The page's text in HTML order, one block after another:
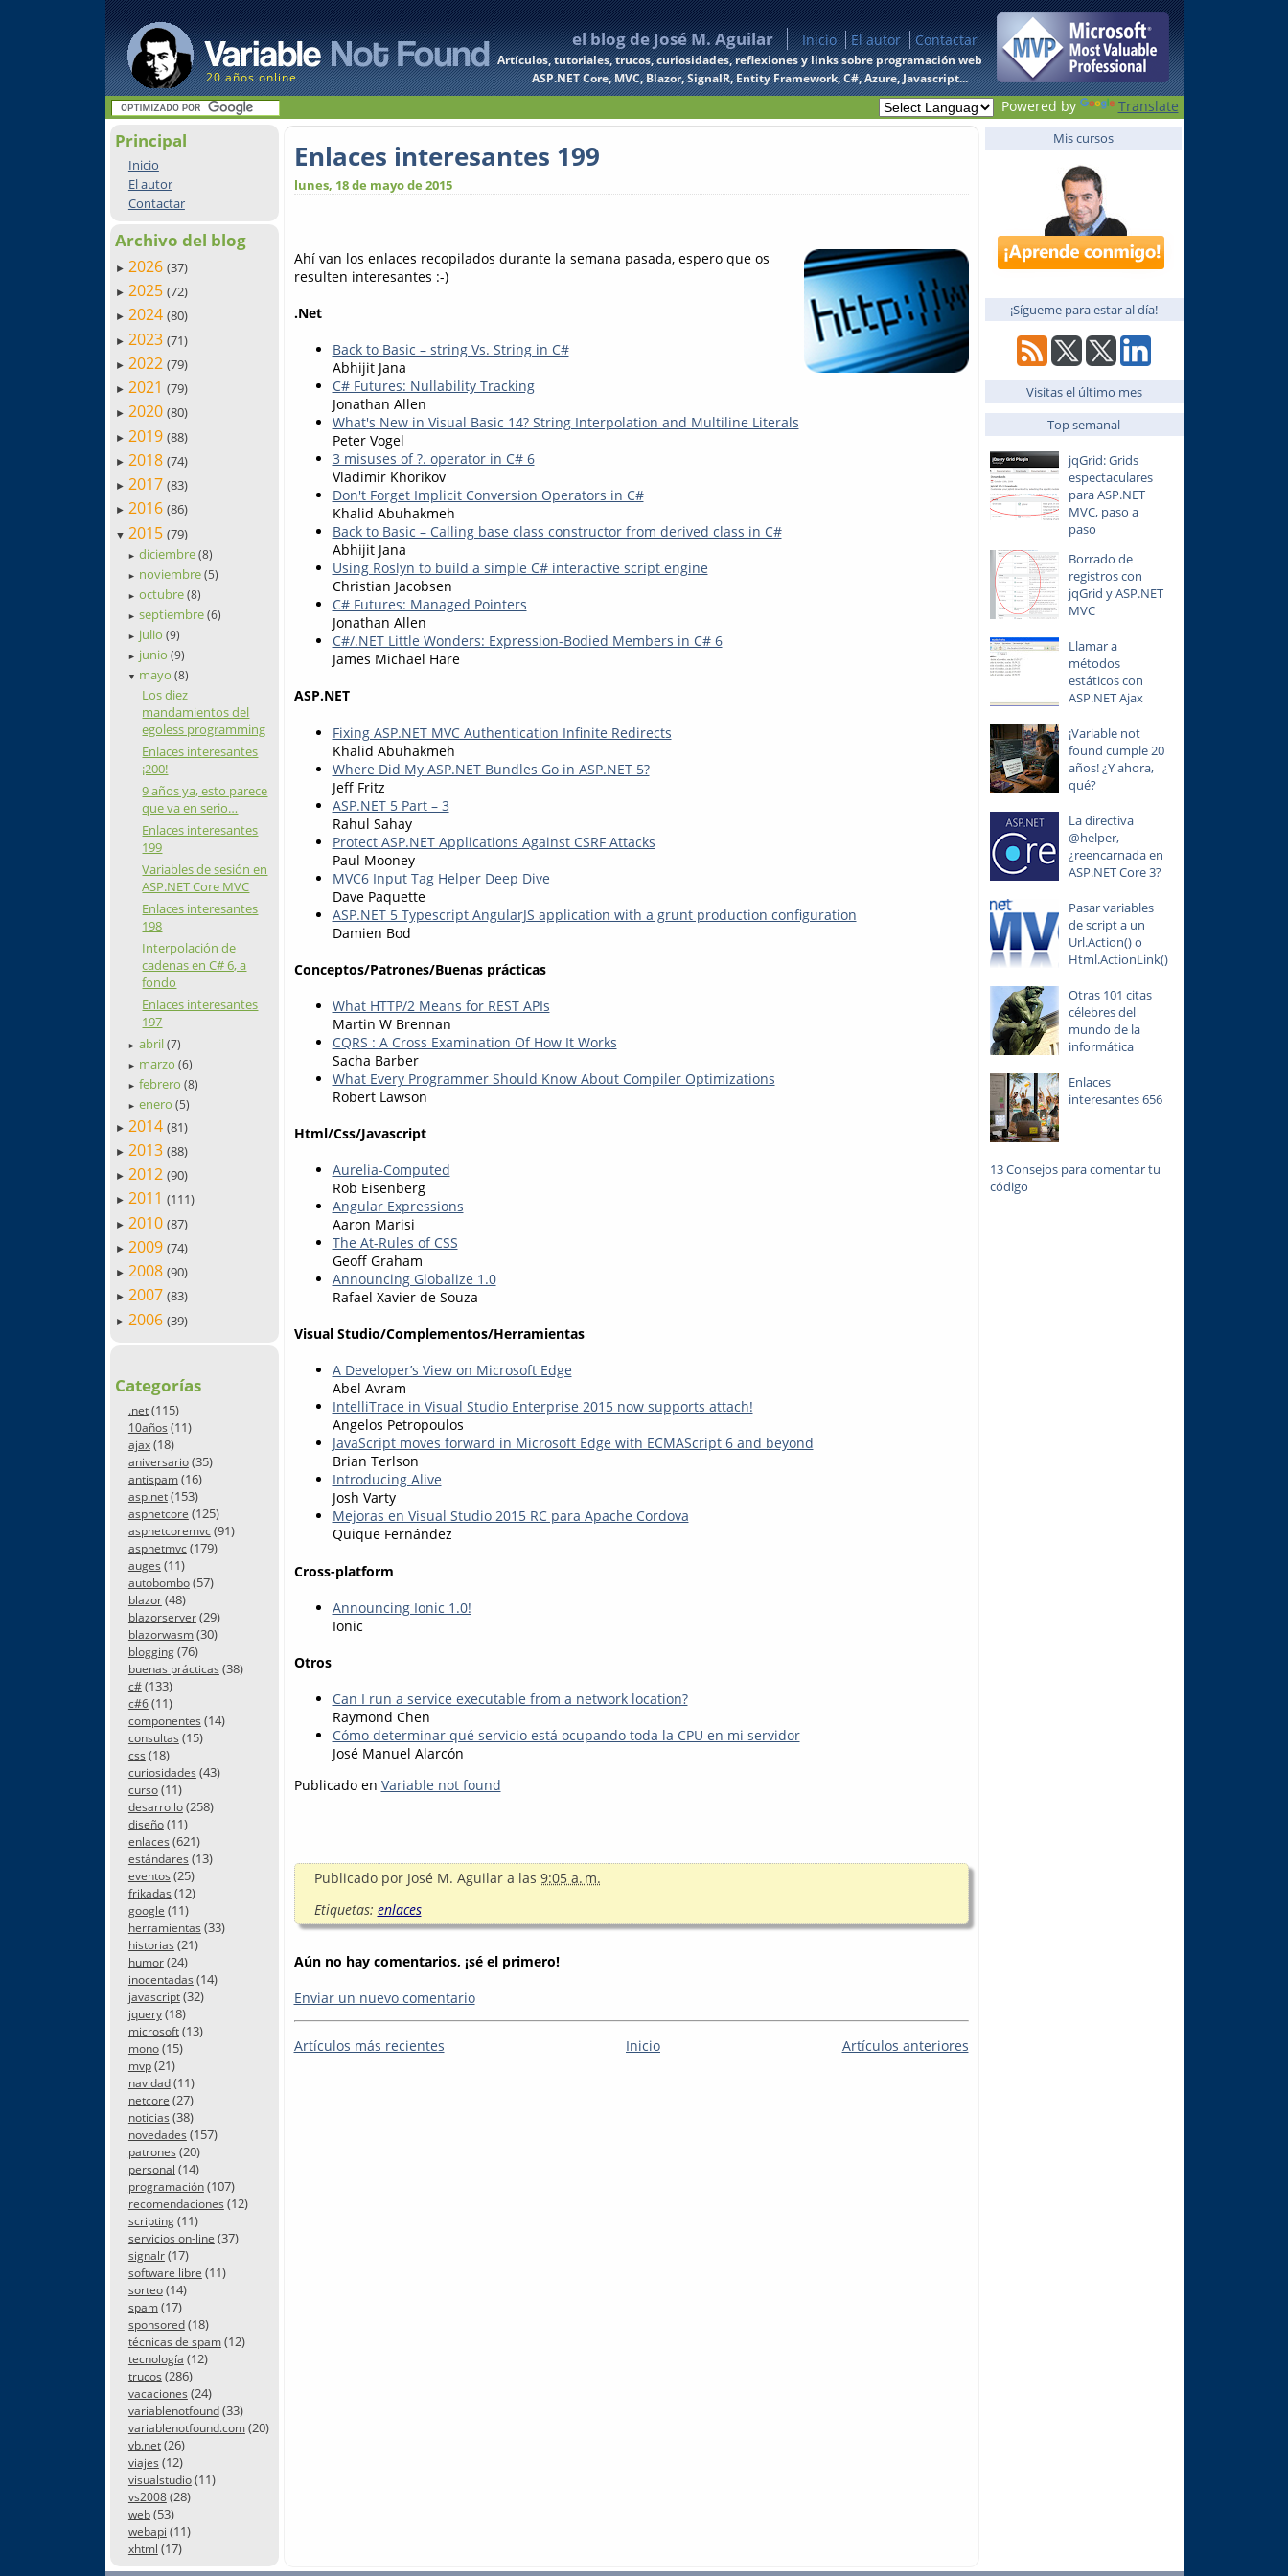
20 años online
el blog de José M. Aguilar Inicio El autor Contactar
Artículos, tutoriales, trucos, curiosidades, reflexiones y links sobre programación web
ASP.NET Core, MVC, Blazor, SignalR, Entity Framework, C#, Azure, Javascript...
Powered by Translate
Principal
Inicio
El autor
Contactar
Archivo del blog
► 2026 (37)
► 2025 (72)
► 2024 (80)
► 2023 (71)
► 2022 (79)
► 2021 (79)
► 2020 (80)
► 2019 (88)
► 2018 (74)
► 2017 (83)
► 2016 (86)
▼ 2015 (79)
► diciembre(8)
► noviembre(5)
► octubre(8)
► septiembre(6)
► julio(9)
► junio(9)
▼ mayo(8)
Los diez
mandamientos del
egoless programming
Enlaces interesantes
¡200!
9 años ya, esto parece
que va en serio…
Enlaces interesantes
199
Variables de sesión en
ASP.NET Core MVC
Enlaces interesantes
198
Interpolación de
cadenas en C# 6, a
fondo
Enlaces interesantes
197
► abril(7)
► marzo(6)
► febrero(8)
► enero(5)
► 2014 (81)
► 2013 (88)
► 2012 (90)
► 2011 (111)
► 2010 (87)
► 2009 (74)
► 2008 (90)
► 2007 (83)
► 2006 (39)
Categorías
.net(115)
10años (11)
ajax(18)
aniversario(35)
antispam(16)
asp.net(153)
aspnetcore (125)
aspnetcoremvc(91)
aspnetmvc(179)
auges (11)
autobombo(57)
blazor(48)
blazorserver(29)
blazorwasm(30)
blogging(76)
buenas prácticas (38)
c#(133)
c#6(11)
componentes (14)
consultas (15)
css (18)
curiosidades (43)
curso(11)
desarrollo(258)
diseño(11)
enlaces (621)
estándares (13)
eventos (25)
frikadas (12)
google (11)
herramientas (33)
historias (21)
humor(24)
inocentadas (14)
javascript(32)
jquery(18)
microsoft(13)
mono(15)
mvp(21)
navidad(11)
netcore (27)
noticias (38)
novedades (157)
patrones (20)
personal (14)
programación(107)
recomendaciones (12)
scripting(11)
servicios on-line (37)
signalr(17)
software libre (11)
sorteo(14)
spam(17)
sponsored(18)
técnicas de spam(12)
tecnología (12)
trucos (286)
vacaciones (24)
variablenotfound(33)
variablenotfound.com(20)
vb.net(26)
viajes (12)
visualstudio(11)
vs2008(28)
web(53)
webapi (11)
xhtml (17)
Enlaces interesantes 199
lunes, 18 de mayo de 2015
Ahí van los enlaces recopilados durante la semana pasada, espero que os
resulten interesantes :-)
.Net
Back to Basic – string Vs. String in C#
Abhijit Jana
C# Futures: Nullability Tracking
Jonathan Allen
What's New in Visual Basic 14? String Interpolation and Multiline Literals
Peter Vogel
3 misuses of ?. operator in C# 6
Vladimir Khorikov
Don't Forget Implicit Conversion Operators in C#
Khalid Abuhakmeh
Back to Basic – Calling base class constructor from derived class in C#
Abhijit Jana
Using Roslyn to build a simple C# interactive script engine
Christian Jacobsen
C# Futures: Managed Pointers
Jonathan Allen
C#/.NET Little Wonders: Expression-Bodied Members in C# 6
James Michael Hare
ASP.NET
Fixing ASP.NET MVC Authentication Infinite Redirects
Khalid Abuhakmeh
Where Did My ASP.NET Bundles Go in ASP.NET 5?
Jeff Fritz
ASP.NET 5 Part – 3
Rahul Sahay
Protect ASP.NET Applications Against CSRF Attacks
Paul Mooney
MVC6 Input Tag Helper Deep Dive
Dave Paquette
ASP.NET 5 Typescript AngularJS application with a grunt production configuration
Damien Bod
Conceptos/Patrones/Buenas prácticas
What HTTP/2 Means for REST APIs
Martin W Brennan
CQRS : A Cross Examination Of How It Works
Sacha Barber
What Every Programmer Should Know About Compiler Optimizations
Robert Lawson
Html/Css/Javascript
Aurelia-Computed
Rob Eisenberg
Angular Expressions
Aaron Marisi
The At-Rules of CSS
Geoff Graham
Announcing Globalize 1.0
Rafael Xavier de Souza
Visual Studio/Complementos/Herramientas
A Developer’s View on Microsoft Edge
Abel Avram
IntelliTrace in Visual Studio Enterprise 2015 now supports attach!
Angelos Petropoulos
JavaScript moves forward in Microsoft Edge with ECMAScript 6 and beyond
Brian Terlson
Introducing Alive
Josh Varty
Mejoras en Visual Studio 2015 RC para Apache Cordova
Quique Fernández
Cross-platform
Announcing Ionic 1.0!
Ionic
Otros
Can I run a service executable from a network location?
Raymond Chen
Cómo determinar qué servicio está ocupando toda la CPU en mi servidor
José Manuel Alarcón
Publicado en Variable not found
Publicado por José M. Aguilar a las 9:05 a. m.
Etiquetas: enlaces
Aún no hay comentarios, ¡sé el primero!
Enviar un nuevo comentario
Artículos más recientes Artículos anteriores
Inicio
Mis cursos
¡Sígueme para estar al día!
Visitas el último mes
Top semanal
jqGrid: Grids
espectaculares
para ASP.NET
MVC, paso a
paso
Borrado de
registros con
jqGrid y ASP.NET
MVC
Llamar a
métodos
estáticos con
ASP.NET Ajax
¡Variable not
found cumple 20
años! ¿Y ahora,
qué?
La directiva
@helper,
¿reencarnada en
ASP.NET Core 3?
Pasar variables
de script a un
Url.Action() o
Html.ActionLink()
Otras 101 citas
célebres del
mundo de la
informática
Enlaces
interesantes 656
13 Consejos para comentar tu
código